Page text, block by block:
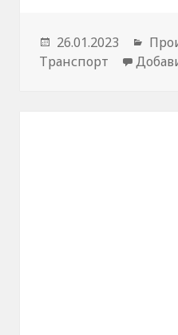
Опубликовано
26.01.2023
Транспорт